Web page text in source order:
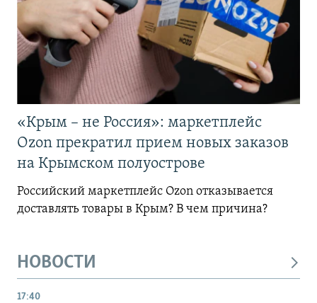
«Крым – не Россия»: маркетплейс
Ozon прекратил прием новых заказов
на Крымском полуострове
Российский маркетплейс Ozon отказывается
доставлять товары в Крым? В чем причина?
НОВОСТИ
17:40